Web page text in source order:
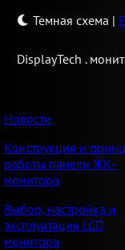
Темная схема |
DisplayTech .
Новости
Конструкция и
работы панели ЖК-
монитора
Выбор, настройка и
эксплуатация LCD
монитора